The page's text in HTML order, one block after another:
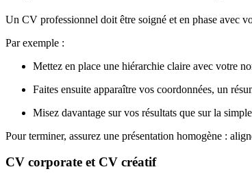
Un CV professionnel doit être soigné et en phase avec
Par exemple :
Mettez en place une hiérarchie claire avec votre
Faites ensuite apparaître vos coordonnées, un
Misez davantage sur vos résultats que sur la
Pour terminer, assurez une présentation homogène :
CV corporate et CV créatif